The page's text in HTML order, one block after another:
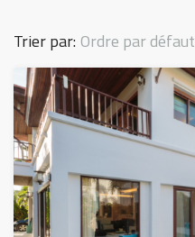
Trier par: Ordre par défaut